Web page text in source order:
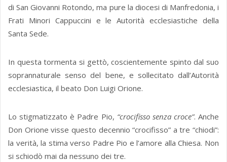
di San Giovanni Rotondo, ma pure la diocesi di Manfredonia, i
Frati Minori Cappuccini e le Autorità ecclesiastiche della
Santa Sede.
In questa tormenta si gettò, coscientemente spinto dal suo
soprannaturale senso del bene, e sollecitato dall’Autorità
ecclesiastica, il beato Don Luigi Orione.
Lo stigmatizzato è Padre Pio, “crocifisso senza croce”. Anche
Don Orione visse questo decennio “crocifisso” a tre “chiodi”:
la verità, la stima verso Padre Pio e l’amore alla Chiesa. Non
si schiodò mai da nessuno dei tre.